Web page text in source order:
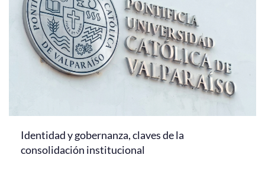
Identidad y gobernanza, claves de la
consolidación institucional